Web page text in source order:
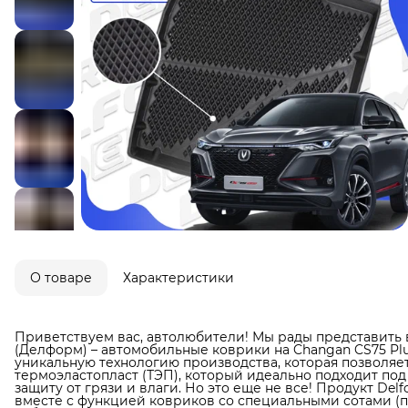
О товаре Характеристики
Приветствуем вас, автолюбители! Мы рады
(Делформ) – автомобильные коврики на Changan CS75
уникальную технологию производства, которая
термоэластопласт (ТЭП), который идеально подходит
защиту от грязи и влаги. Но это еще не все! Продукт
вместе с функцией ковриков со специальными сотами